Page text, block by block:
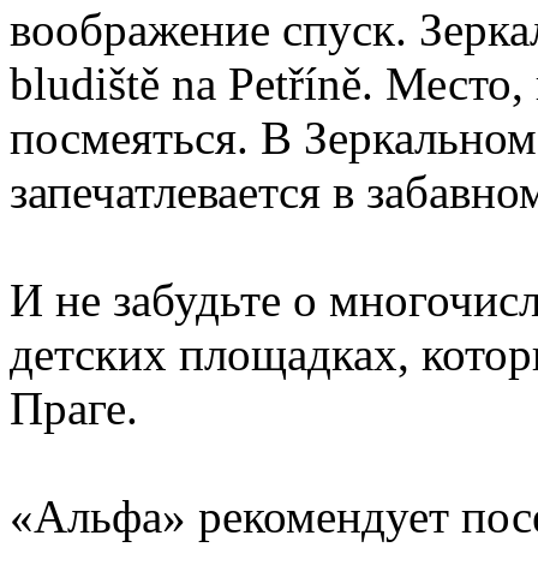
воображение спуск.
bludiště na Petříně. Место,
посмеяться. В
запечатлевается в
И не забудьте о
детских площадках,
Праге.
«Альфа» рекомендует